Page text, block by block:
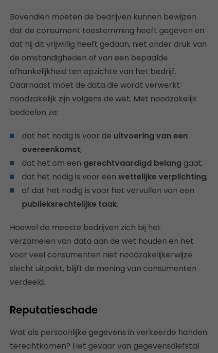
Bovendien moeten de bedrijven kunnen bewijzen
dat de consument toestemming heeft gegeven en
dat hij dit vrijwillig heeft gedaan, niet onder druk van
de omstandigheden of van een bepaalde
afhankelijkheid ten opzichte van het bedrijf.
Daarnaast moet de data die wordt verwerkt
noodzakelijk zijn volgens de wet. Met noodzakelijk
bedoelen ze:
dat het nodig is voor de uitvoering van een
overeenkomst;
dat het om een gerechtvaardigd belang gaat;
dat het nodig is voor een wettelijke verplichting;
of dat het nodig is voor het vervullen van een
publieksrechtelijke taak.
Hoewel de meeste bedrijven zich bij het
verzamelen van data aan de wet houden en het
voor veel consumenten niet noodzakelijkerwijze
slecht uitpakt, blijft de mening van consumenten
verdeeld.
Reputatieschade
Wat als persoonlijke gegevens in verkeerde handen
terechtkomen? Het gevaar van gegevensdiefstal